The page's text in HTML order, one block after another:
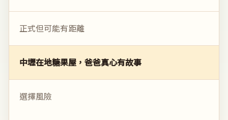
正式但可能有距離
中壢在地糖果屋，爸爸真心有故事
選擇風險